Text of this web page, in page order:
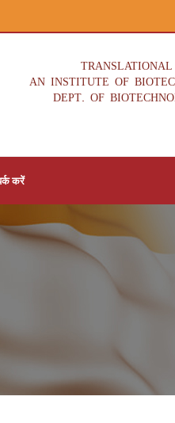
AN INSTITUTE OF
DEPT. OF
करें